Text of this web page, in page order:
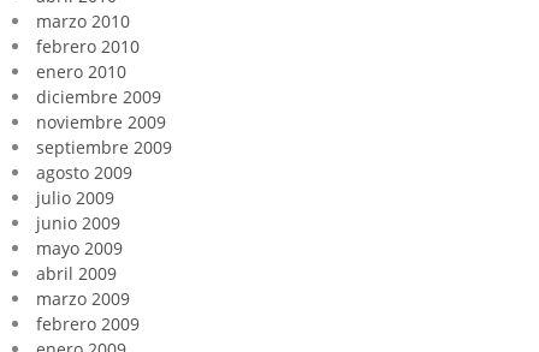
marzo 2010
febrero 2010
enero 2010
diciembre 2009
noviembre 2009
septiembre 2009
agosto 2009
julio 2009
junio 2009
mayo 2009
abril 2009
marzo 2009
febrero 2009